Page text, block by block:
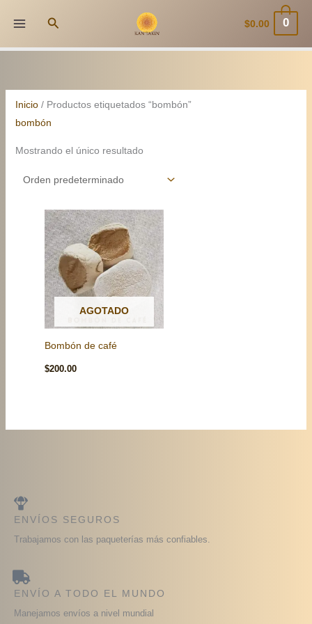
Buscar $0.00 0
Inicio/ Productos etiquetados “bombón”
bombón
Mostrando el único resultado
AGOTADO
Bombón de café
$200.00
ENVÍOS SEGUROS
Trabajamos con las paqueterías más confiables.
ENVÍO A TODO EL MUNDO
Manejamos envíos a nivel mundial